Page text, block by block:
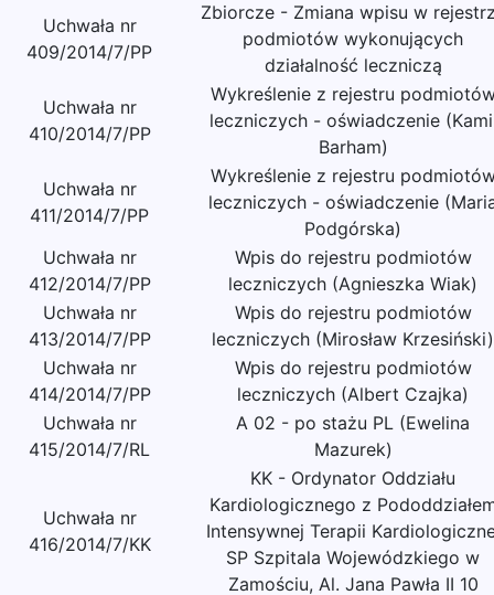
Uchwała nr
409/2014/7/PP
Zbiorcze - Zmiana wpisu w
podmiotów wykonujących
działalność leczniczą
Uchwała nr
410/2014/7/PP
Wykreślenie z rejestru
leczniczych - oświadczenie
Barham)
Uchwała nr
411/2014/7/PP
Wykreślenie z rejestru
leczniczych - oświadczenie
Podgórska)
Uchwała nr
412/2014/7/PP
Wpis do rejestru podmiotów
leczniczych (Agnieszka Wiak)
Uchwała nr
413/2014/7/PP
Wpis do rejestru podmiotów
leczniczych (Mirosław Krzesiński)
Uchwała nr
414/2014/7/PP
Wpis do rejestru podmiotów
leczniczych (Albert Czajka)
Uchwała nr
415/2014/7/RL
A 02 - po stażu PL (Ewelina
Mazurek)
Uchwała nr
416/2014/7/KK
KK - Ordynator Oddziału
Kardiologicznego z
Intensywnej Terapii
SP Szpitala Wojewódzkiego w
Zamościu, Al. Jana Pawła II 10